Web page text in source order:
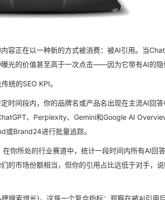
容正在以一种新的方式被消费：被AI引用。当
光的价值甚至高于一次点击——因为它带有AI的隐
统的SEO KPI。
时间段内，你的品牌名或产品名出现在主流AI回
、Perplexity、Gemini和Google AI
或Brand24进行批量追踪。
你所处的行业赛道中，统计一段时间内所有AI回
的市场份额相当，但你的引用占比远低于对手，